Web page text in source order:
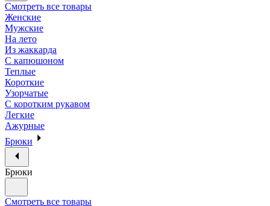
Смотреть все товары
Женские
Мужские
На лето
Из жаккарда
С капюшоном
Теплые
Короткие
Узорчатые
С коротким рукавом
Легкие
Ажурные
Брюки
Брюки
Смотреть все товары